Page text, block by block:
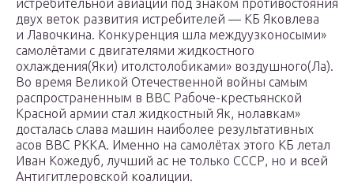
истребительной авиации под знаком противостояния
двух веток развития истребителей — КБ Яковлева
и Лавочкина. Конкуренция шла междуузконосыми»
самолётами с двигателями жидкостного
охлаждения(Яки) итолстолобиками» воздушного(Ла).
Во время Великой Отечественной войны самым
распространенным в ВВС Рабоче-крестьянской
Красной армии стал жидкостный Як, нолавкам»
досталась слава машин наиболее результативных
асов ВВС РККА. Именно на самолётах этого КБ летал
Иван Кожедуб, лучший ас не только СССР, но и всей
Антигитлеровской коалиции.